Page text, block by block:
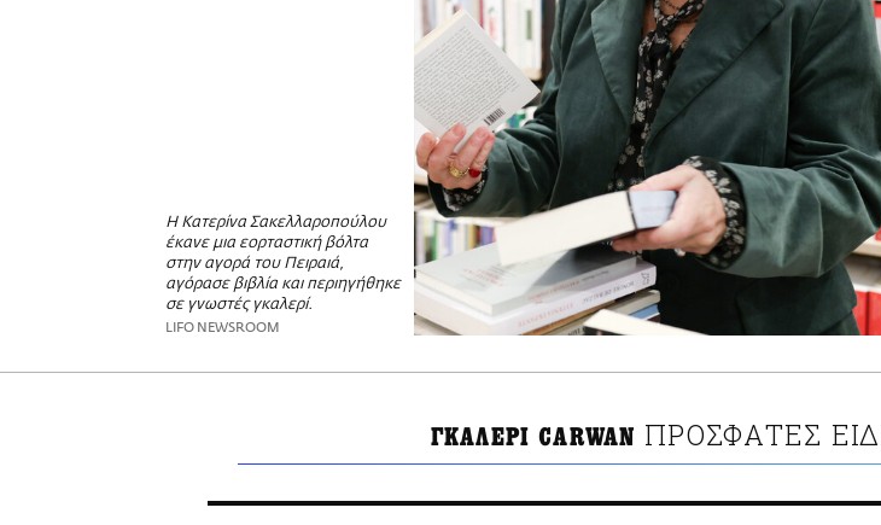
Η Κατερίνα Σακελλαροπούλου
έκανε μια εορταστική βόλτα
στην αγορά του Πειραιά,
αγόρασε βιβλία και περιηγήθηκε
σε γνωστές γκαλερί.
LIFO NEWSROOM
ΓΚΑΛΕΡΙ CARWAN ΠΡΟΣΦΑΤΕΣ